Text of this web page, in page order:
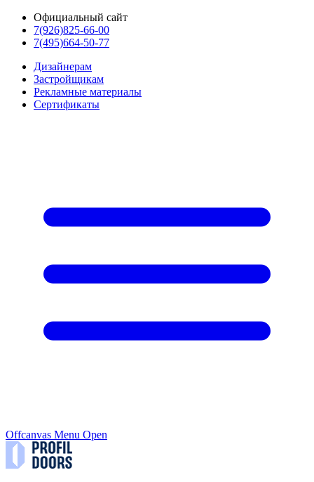
Официальный сайт
7(926)825-66-00
7(495)664-50-77
Дизайнерам
Застройщикам
Рекламные материалы
Сертификаты
Offcanvas Menu Open